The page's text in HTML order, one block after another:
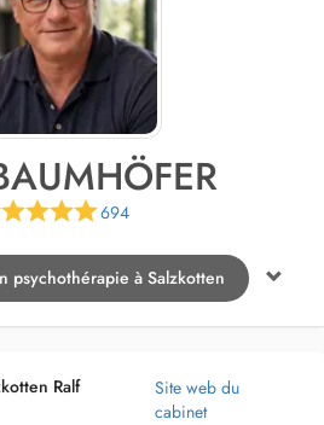
694
psychothérapie à Salzkotten
Ralf
Site web du
cabinet